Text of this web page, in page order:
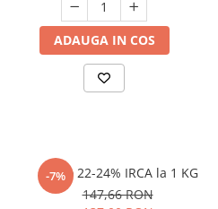
ADAUGA IN COS
-7%
Cacao 22-24% IRCA la 1 KG
147,66 RON